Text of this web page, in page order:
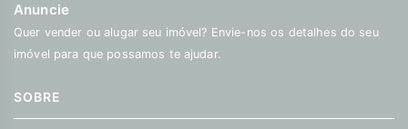
Anuncie
Quer vender ou alugar seu imóvel? Envie-nos os detalhes do seu
imóvel para que possamos te ajudar.
SOBRE